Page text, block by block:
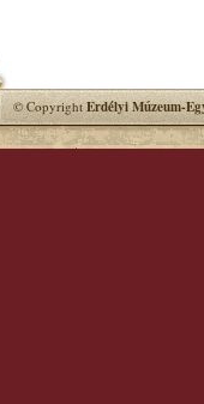
© CopyrightErdélyi Múzeum-